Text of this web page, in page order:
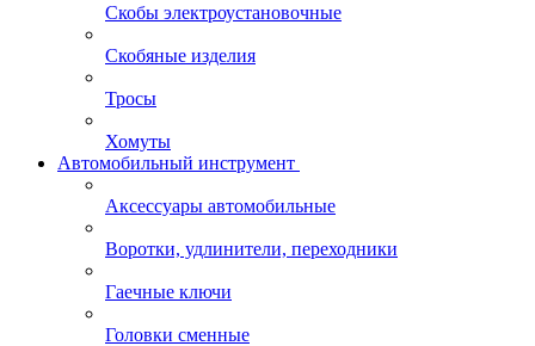
Скобы электроустановочные
Скобяные изделия
Тросы
Хомуты
Автомобильный инструмент
Аксессуары автомобильные
Воротки, удлинители, переходники
Гаечные ключи
Головки сменные